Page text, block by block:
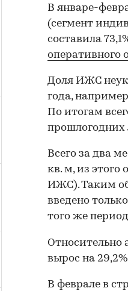
В январе-
(сегмент
составила
оперативного
Доля ИЖС
года,
По итогам
прошлогодних
Всего за два
кв. м, из этого
ИЖС). Таким
введено
того же
Относительно
вырос на
В феврале в